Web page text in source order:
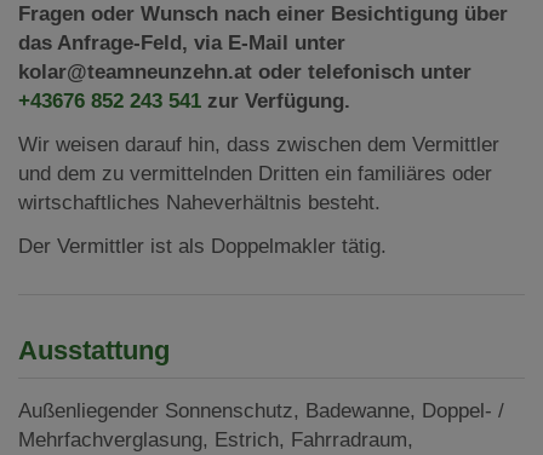
Fragen oder Wunsch nach einer Besichtigung über
das Anfrage-Feld, via E-Mail unter
kolar@teamneunzehn.at oder telefonisch unter
+43676 852 243 541 zur Verfügung.
Wir weisen darauf hin, dass zwischen dem Vermittler
und dem zu vermittelnden Dritten ein familiäres oder
wirtschaftliches Naheverhältnis besteht.
Der Vermittler ist als Doppelmakler tätig.
Ausstattung
Außenliegender Sonnenschutz Badewanne Doppel- /
Mehrfachverglasung Estrich Fahrradraum